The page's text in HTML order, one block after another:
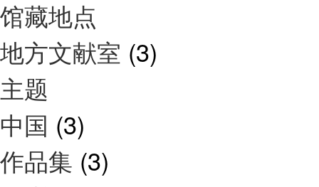
馆藏地点
地方文献室 (3)
主题
中国 (3)
作品集 (3)